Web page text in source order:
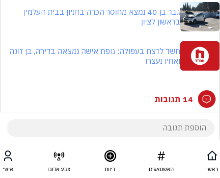
גבר בן 40 נמצא מחוסר הכרה בחניון בבית העלמין
בראשון לציון
חשד לרצח בעפולה: גופת אישה נמצאה בדירה, בן זוגה
ואחיו נעצרו
14 תגובות
ראשי האשטאגים דיווח צבע אדום אישי